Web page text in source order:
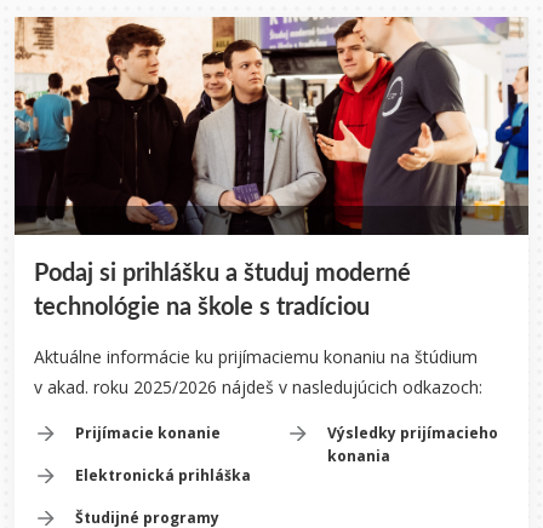
Podaj si prihlášku a študuj moderné
technológie na škole s tradíciou
Aktuálne informácie ku prijímaciemu konaniu na štúdium
v akad. roku 2025/2026 nájdeš v nasledujúcich odkazoch:
Prijímacie konanie
Elektronická prihláška
Študijné programy
Výsledky prijímacieho
konania